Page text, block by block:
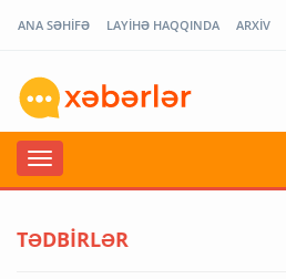
ANA SƏHİFƏ LAYİHƏ HAQQINDA ARXİV
TƏDBİRLƏR